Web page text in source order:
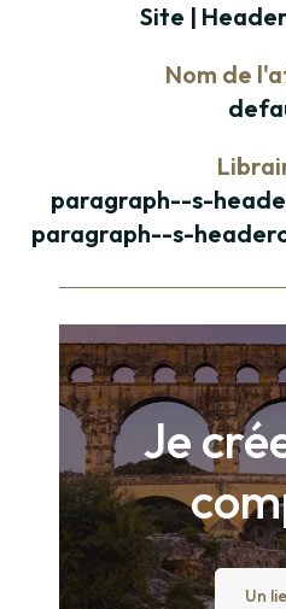
Site |
Nom de
paragraph--s-
paragraph--s-
Je
Un